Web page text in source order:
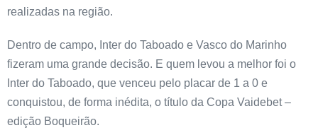
realizadas na região.
Dentro de campo, Inter do Taboado e Vasco do Marinho
fizeram uma grande decisão. E quem levou a melhor foi o
Inter do Taboado, que venceu pelo placar de 1 a 0 e
conquistou, de forma inédita, o título da Copa Vaidebet –
edição Boqueirão.